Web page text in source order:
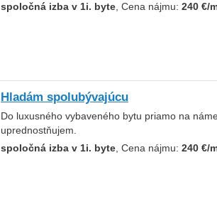
spoločná izba v 1i. byte, Cena nájmu: 240 €/
Hladám spolubývajúcu
Do luxusného vybaveného bytu priamo na
uprednostňujem.
spoločná izba v 1i. byte, Cena nájmu: 240 €/